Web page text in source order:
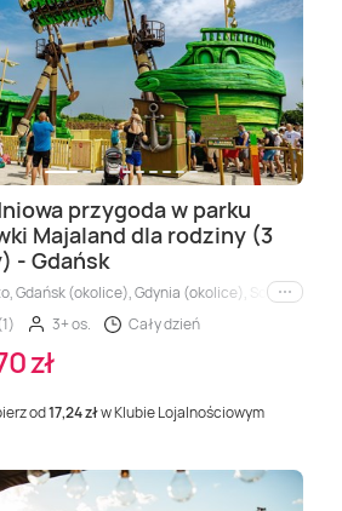
Sopot (okolice)
przygoda w parku
Majaland dla rodziny (3
- Gdańsk
Gdańsk (okolice), Gdynia (okolice), Sopoti inne
3+ os. Cały dzień
zł
od17,24 złw Klubie Lojalnościowym